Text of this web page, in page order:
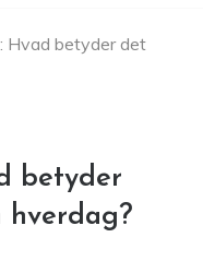
Hvad betyder det
betyder